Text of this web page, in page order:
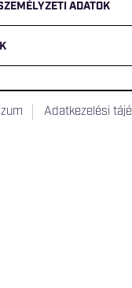
ADATOK
Adatkezelési